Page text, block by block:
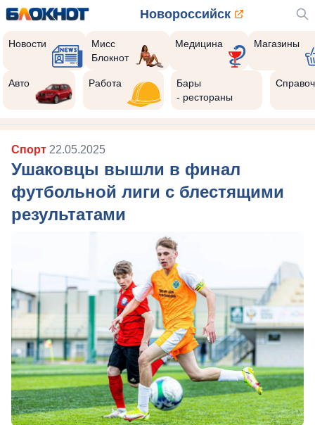
Новороссийск
Новости
Мисс
Блокнот
Медицина Магазины
Авто Работа
Бары
- рестораны
Спорт 22.05.2025
Ушаковцы вышли в финал
футбольной лиги с блестящими
результатами